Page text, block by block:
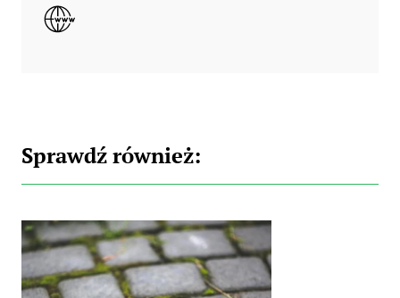
Sprawdź również: